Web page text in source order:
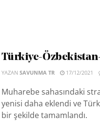
Türkiye-
YAZAN SAVUNMA TR 17/12/2021
Muharebe sahasındaki
yenisi daha eklendi ve
bir şekilde tamamlandı.